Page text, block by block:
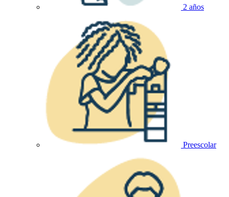
2 años
Preescolar